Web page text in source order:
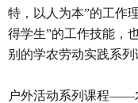
特，以人为本”的工作
得学生”的工作技能，
别的学农劳动实践系列
户外活动系列课程——